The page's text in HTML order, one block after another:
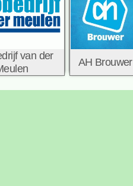
van der
AH Brouwer